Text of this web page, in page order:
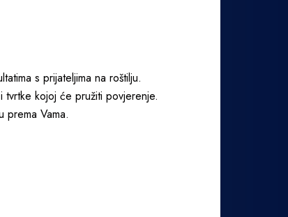
s prijateljima na roštilju.
kojoj će pružiti povjerenje.
prema Vama.